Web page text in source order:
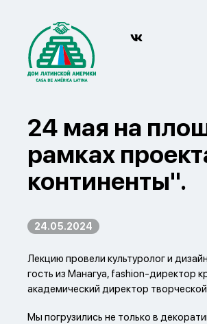
24 мая на
рамках
континенты".
24.05.2024
Лекцию провели культуролог и
гость из Манагуа, fashion-директор
академический директор
Мы погрузились не только в